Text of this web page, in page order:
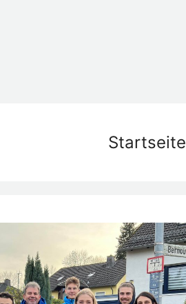
Startseite